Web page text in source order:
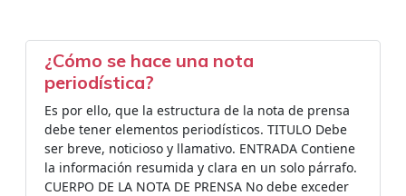
¿Cómo se hace una nota
periodística?
Es por ello, que la estructura de la nota de prensa
debe tener elementos periodísticos. TITULO Debe
ser breve, noticioso y llamativo. ENTRADA Contiene
la información resumida y clara en un solo párrafo.
CUERPO DE LA NOTA DE PRENSA No debe exceder